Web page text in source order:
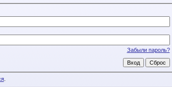
Забыли пароль?
.